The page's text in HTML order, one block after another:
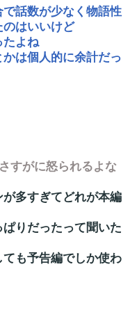
話数が少なく物語性
のはいいけど
たよね
は個人的に余計だっ
すがに怒られるよな
多すぎてどれが本編
りだったって聞いた
も予告編でしか使わ